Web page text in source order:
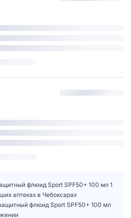
флюид Sport SPF50+ 100 мл 1
аптеках в Чебоксарах
флюид Sport SPF50+ 100 мл